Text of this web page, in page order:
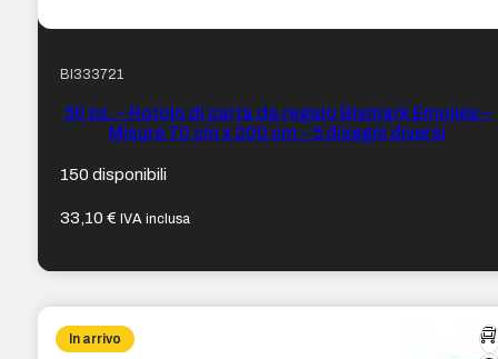
BI333721
50 pz. – Rotolo di carta da regalo Bismark Emojies –
Misure 70 cm x 200 cm – 5 disegni diversi
150 disponibili
33,10€ IVA inclusa
In arrivo